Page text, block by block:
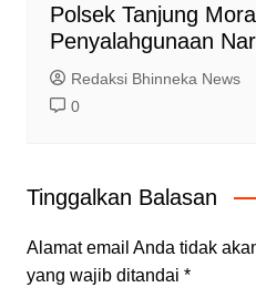
Polsek Tanjung
Penyalahgunaan
Redaksi Bhinneka News
0
Tinggalkan Balasan
Alamat email Anda tidak
yang wajib ditandai *